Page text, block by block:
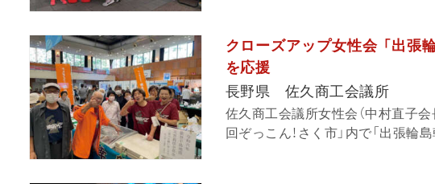
クローズアップ女性会 「出張
を応援
長野県 佐久商工会議所
佐久商工会議所女性会（中村直子会
回ぞっこん！さく市」内で「出張輪